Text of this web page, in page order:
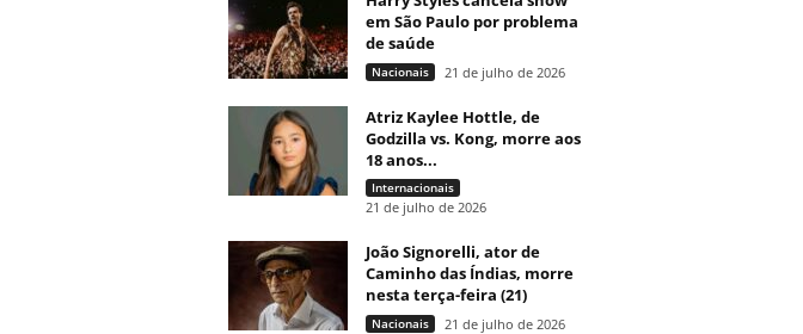
em São Paulo por problema
de saúde
Nacionais 21 de julho de 2026
Atriz Kaylee Hottle, de
Godzilla vs. Kong, morre aos
18 anos...
Internacionais
21 de julho de 2026
João Signorelli, ator de
Caminho das Índias, morre
nesta terça-feira (21)
Nacionais 21 de julho de 2026